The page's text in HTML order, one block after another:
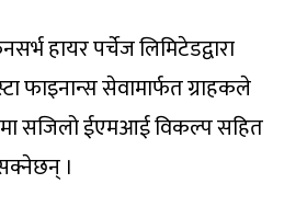
हायर पर्चेज लिमिटेडद्वारा
फाइनान्स सेवामार्फत ग्राहकले
सजिलो ईएमआई विकल्प सहित
।